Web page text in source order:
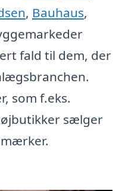
, Bauhaus,
fald til dem, der
som f.eks.
sælger